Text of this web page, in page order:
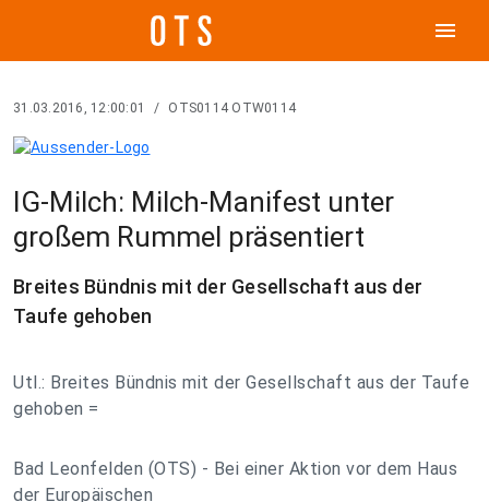
menu
31.03.2016, 12:00:01 / OTS0114 OTW0114
IG-Milch: Milch-Manifest unter
großem Rummel präsentiert
Breites Bündnis mit der Gesellschaft aus der
Taufe gehoben
Utl.: Breites Bündnis mit der Gesellschaft aus der Taufe
gehoben =
Bad Leonfelden (OTS) - Bei einer Aktion vor dem Haus
der Europäischen